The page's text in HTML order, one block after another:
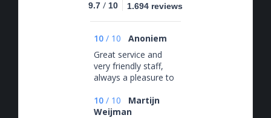
9.7 / 10 1.694 reviews
10 / 10
Anoniem
Great service and
very friendly staff,
always a pleasure to
Highly
recommended!
10 / 10
Martijn
Weijman